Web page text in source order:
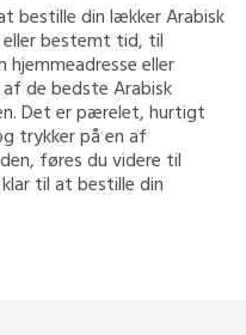
bestille din lækker Arabisk
bestemt tid, til
eller
de bedste Arabisk
Det er pærelet, hurtigt
trykker på en af
føres du videre til
til at bestille din